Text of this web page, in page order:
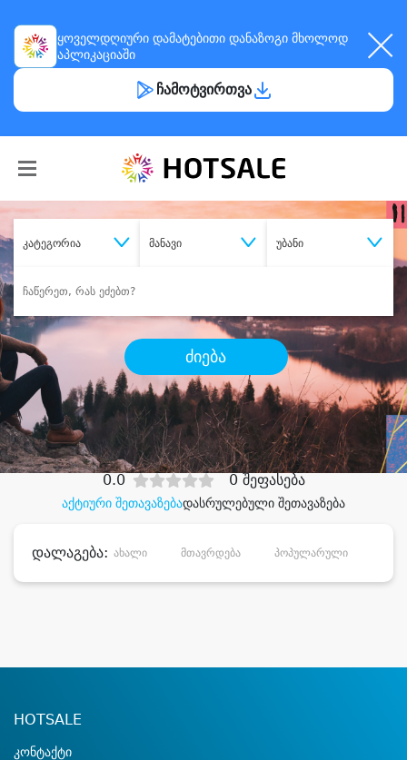
ყოველდღიური დამატებითი დანაზოგი მხოლოდ
აპლიკაციაში
ჩამოტვირთვა
კატეგორია მანავი უბანი
ძიება
შეიძინესასურველი მომსახურება
დიდი დანაზოგით
აქტიური შეთავაზებადასრულებული შეთავაზება
0.0 0 შეფასება
დალაგება: ახალი მთავრდება პოპულარული
HOTSALE
კონტაქტი